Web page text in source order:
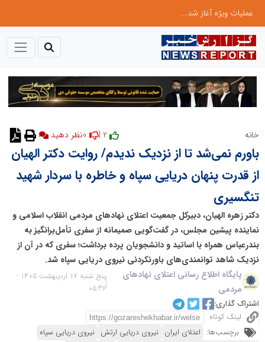
عملیات ویژه آغاز شد...
خانه نظر دهید
باورم نمی‌شد تا از نزدیک ندیدم/ روایت دکتر الهیان
از قدرت پنهان دریایی سپاه و خاطره با سردار شهید
تنگسیری
دکتر زهره الهیان، دبیرکل جمعیت اعتلای نهادهای مردمی انقلاب اسلامی و
نماینده پیشین مجلس، در گفت‌گویی صمیمانه از سفری تأمل‌برانگیز به
بندرعباس همراه با اساتید و دانشجویان پرده برداشت؛ سفری که در آن از
نزدیک شاهد توانمندی‌های باورنکردنی نیروی دریایی سپاه شد.
پایگاه اطلاع رسانی اعتلای نهادهای
مردمی
پنج شنبه 17 اردیبهشت 1405 -
05:36
اشتراک گذاری:
لینک کوتاه
برچسب‌ها: اعتلای ایران نیروی دریایی ارتش نیروی دریایی سپاه